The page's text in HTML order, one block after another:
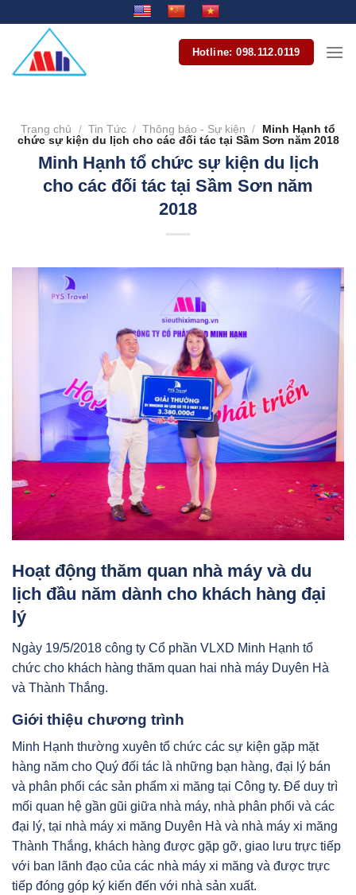
dung
Hotline: 098.112.0119
Trang chủ / Tin Tức / Thông báo - Sự kiện /
Minh Hạnh tổ
chức sự kiện du lịch cho các đối tác tại Sầm Sơn năm 2018
Minh Hạnh tổ chức sự kiện du lịch
cho các đối tác tại Sầm Sơn năm
2018
Hoạt động thăm quan nhà máy và du
lịch đầu năm dành cho khách hàng đại
lý
Ngày 19/5/2018 công ty Cổ phần VLXD Minh Hạnh tổ
chức cho khách hàng thăm quan hai nhà máy Duyên Hà
và Thành Thắng.
Giới thiệu chương trình
Minh Hạnh thường xuyên tổ chức các sự kiện gặp mặt
hàng năm cho Quý đối tác là những bạn hàng, đại lý bán
và phân phối các sản phẩm xi măng tại Công ty. Để duy trì
mối quan hệ gần gũi giữa nhà máy, nhà phân phối và các
đại lý, tại nhà máy xi măng Duyên Hà và nhà máy xi măng
Thành Thắng, khách hàng được gặp gỡ, giao lưu trực tiếp
với ban lãnh đạo của các nhà máy xi măng và được trực
tiếp đóng góp ký kiến đến với nhà sản xuất.